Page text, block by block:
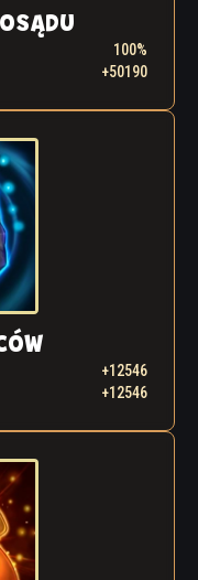
100%
+50190
+12546
+12546